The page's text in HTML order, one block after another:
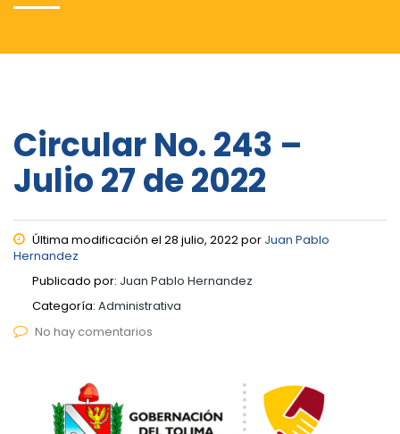
Circular No. 243 –
Julio 27 de 2022
Última modificación el 28 julio, 2022 por Juan Pablo
Hernandez
Publicado por: Juan Pablo Hernandez
Categoría: Administrativa
No hay comentarios